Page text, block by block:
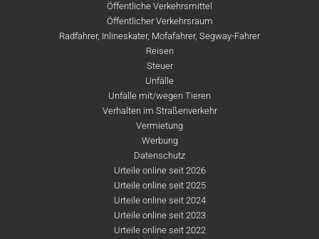
Öffentliche Verkehrsmittel
Öffentlicher Verkehrsraum
Radfahrer, Inlineskater, Mofafahrer, Segway-Fahrer
Reisen
Steuer
Unfälle
Unfälle mit/wegen Tieren
Verhalten im Straßenverkehr
Vermietung
Werbung
Datenschutz
Urteile online seit 2026
Urteile online seit 2025
Urteile online seit 2024
Urteile online seit 2023
Urteile online seit 2022